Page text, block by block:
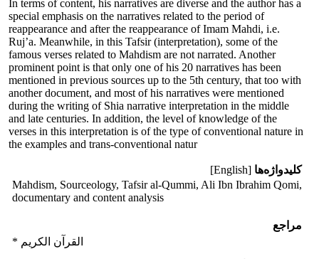
In terms of content, his narratives are diverse and the author has a
special emphasis on the narratives related to the period of
reappearance and after the reappearance of Imam Mahdi, i.e.
Ruj’a. Meanwhile, in this Tafsir (interpretation), some of the
famous verses related to Mahdism are not narrated. Another
prominent point is that only one of his 20 narratives has been
mentioned in previous sources up to the 5th century, that too with
another document, and most of his narratives were mentioned
during the writing of Shia narrative interpretation in the middle
and late centuries. In addition, the level of knowledge of the
verses in this interpretation is of the type of conventional nature in
the examples and trans-conventional natur
کلیدواژه‌ها [English]
Mahdism, Sourceology, Tafsir al-Qummi, Ali Ibn Ibrahim Qomi,
documentary and content analysis
مراجع
* القرآن الكريم